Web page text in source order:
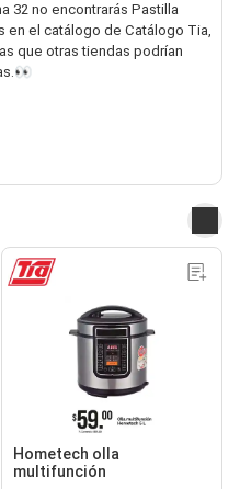
32 no encontrarás Pastilla
en el catálogo de Catálogo Tia,
que otras tiendas podrían
Hometech olla
multifunción